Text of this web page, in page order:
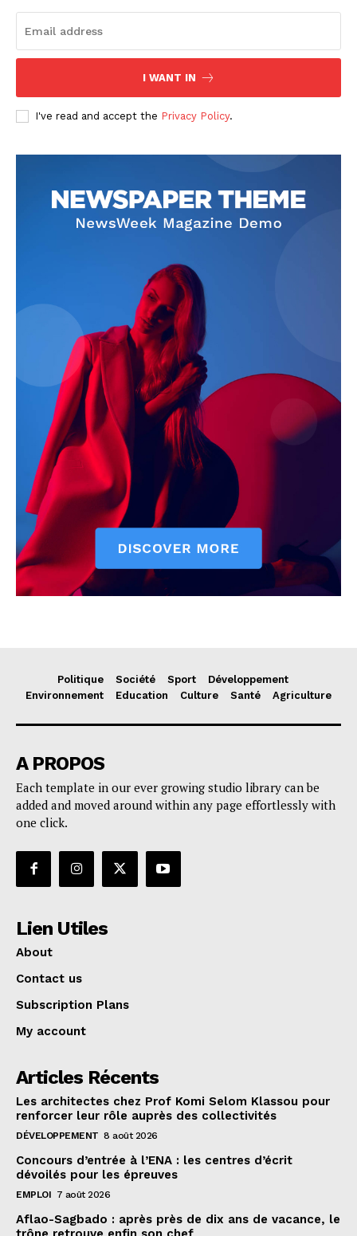
I WANT IN
I've read and accept the Privacy Policy.
Politique Société Sport
Développement
Environnement
Education Culture Santé Agriculture
A PROPOS
Each template in our ever growing studio library can be
added and moved around within any page effortlessly with
one click.
Lien Utiles
About
Contact us
Subscription Plans
My account
Articles Récents
Les architectes chez Prof Komi Selom Klassou pour
renforcer leur rôle auprès des collectivités
DÉVELOPPEMENT 8 août 2026
Concours d’entrée à l’ENA : les centres d’écrit
dévoilés pour les épreuves
EMPLOI 7 août 2026
Aflao-Sagbado : après près de dix ans de vacance, le